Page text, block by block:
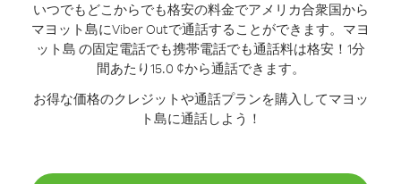
いつでもどこからでも格安の料金でアメリカ合衆国から
マヨット島にViber Outで通話することができます。 マヨ
ット島 の固定電話でも携帯電話でも通話料は格安！1分
間あたり15.0 ¢から通話できます。
お得な価格のクレジットや通話プランを購入してマヨッ
ト島に通話しよう！